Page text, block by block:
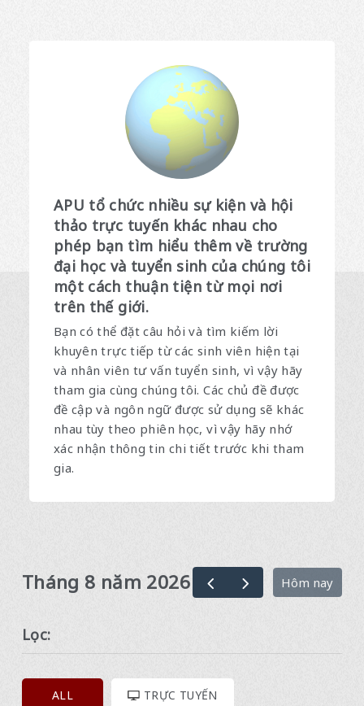
APU tổ chức nhiều sự kiện và hội
thảo trực tuyến khác nhau cho
phép bạn tìm hiểu thêm về trường
đại học và tuyển sinh của chúng tôi
một cách thuận tiện từ mọi nơi
trên thế giới.
Bạn có thể đặt câu hỏi và tìm kiếm lời
khuyên trực tiếp từ các sinh viên hiện tại
và nhân viên tư vấn tuyển sinh, vì vậy hãy
tham gia cùng chúng tôi. Các chủ đề được
đề cập và ngôn ngữ được sử dụng sẽ khác
nhau tùy theo phiên học, vì vậy hãy nhớ
xác nhận thông tin chi tiết trước khi tham
gia.
Tháng 8 năm 2026 Hôm nay
Lọc:
ALL TRỰC TUYẾN